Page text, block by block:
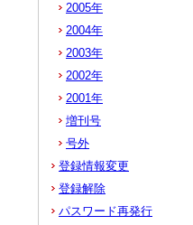
2005年
2004年
2003年
2002年
2001年
増刊号
号外
登録情報変更
登録解除
パスワード再発行